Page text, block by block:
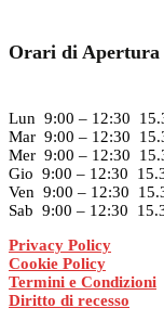
Orari di Apertura
Lun 9:00 – 12:30
Mar 9:00 – 12:30
Mer 9:00 – 12:30
Gio 9:00 – 12:30
Ven 9:00 – 12:30
Sab 9:00 – 12:30
Privacy Policy
Cookie Policy
Termini e Condizioni
Diritto di recesso